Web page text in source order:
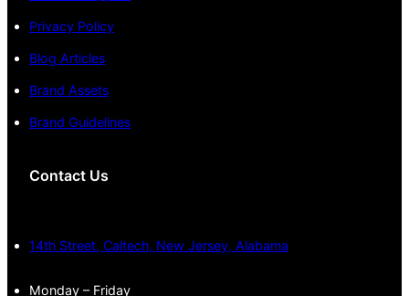
Privacy Policy
Blog Articles
Brand Assets
Brand Guidelines
Contact Us
14th Street, Caltech, New Jersey, Alabama
Monday – Friday